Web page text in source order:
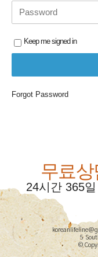
Keep me signed in
Forgot Password
무료상
24시간 365
5
©